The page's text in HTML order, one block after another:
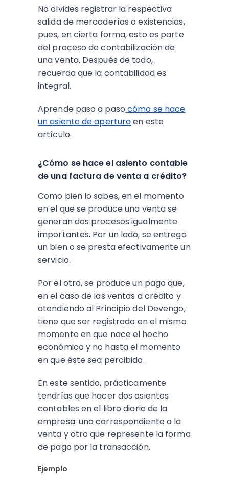
No olvides registrar la respectiva
salida de mercaderías o existencias,
pues, en cierta forma, esto es parte
del proceso de contabilización de
una venta. Después de todo,
recuerda que la contabilidad es
integral.
Aprende paso a paso cómo se hace
un asiento de aperturaen este
artículo.
¿Cómo se hace el asiento contable
de una factura de venta a crédito?
Como bien lo sabes, en el momento
en el que se produce una venta se
generan dos procesos igualmente
importantes. Por un lado, se entrega
un bien o se presta efectivamente un
servicio.
Por el otro, se produce un pago que,
en el caso de las ventas a crédito y
atendiendo al Principio del Devengo,
tiene que ser registrado en el mismo
momento en que nace el hecho
económico y no hasta el momento
en que éste sea percibido.
En este sentido, prácticamente
tendrías que hacer dos asientos
contables en el libro diario de la
empresa: uno correspondiente a la
venta y otro que represente la forma
de pago por la transacción.
Ejemplo